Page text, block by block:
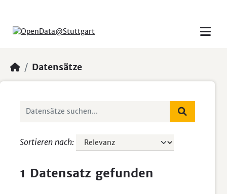
Datensätze
Sortieren nach
1 Datensatz gefunden